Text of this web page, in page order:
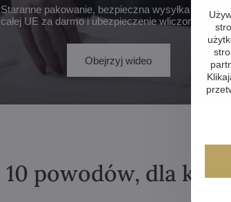
Staranne pakowanie, bezpieczna wysyłka na terenie
całej UE za darmo i ubezpieczenie wliczone w
Obejrzyj wideo
10 powodów, dla